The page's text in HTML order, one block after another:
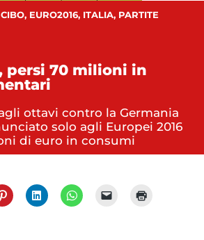
CIBO, EURO2016, ITALIA, PARTITE
persi 70 milioni in
ottavi contro la Germania
solo agli Europei 2016
di euro in consumi